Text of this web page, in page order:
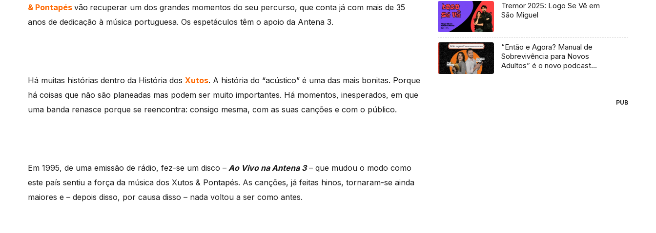
& Pontapés vão recuperar um dos grandes momentos do seu percurso, que conta já com mais de 35
anos de dedicação à música portuguesa. Os espetáculos têm o apoio da Antena 3.
Há muitas histórias dentro da História dos Xutos. A história do “acústico” é uma das mais bonitas. Porque
há coisas que não são planeadas mas podem ser muito importantes. Há momentos, inesperados, em que
uma banda renasce porque se reencontra: consigo mesma, com as suas canções e com o público.
Em 1995, de uma emissão de rádio, fez-se um disco – Ao Vivo na Antena 3– que mudou o modo como
este país sentiu a força da música dos Xutos & Pontapés. As canções, já feitas hinos, tornaram-se ainda
maiores e – depois disso, por causa disso – nada voltou a ser como antes.
Tremor 2025: Logo Se Vê em
São Miguel
“Então e Agora? Manual de
Sobrevivência para Novos
Adultos” é o novo podcast
PUB